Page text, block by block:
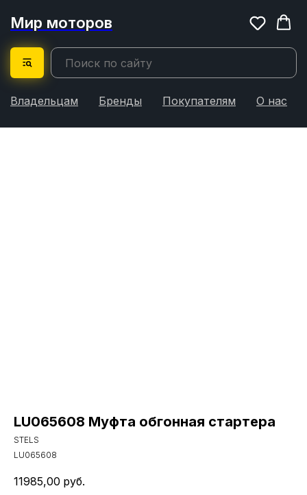
Мир моторов
Владельцам Бренды Покупателям О нас
LU065608 Муфта обгонная стартера
STELS
LU065608
11985,00 руб.